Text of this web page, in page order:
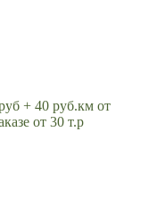
+ 40 руб.км от
от 30 т.р